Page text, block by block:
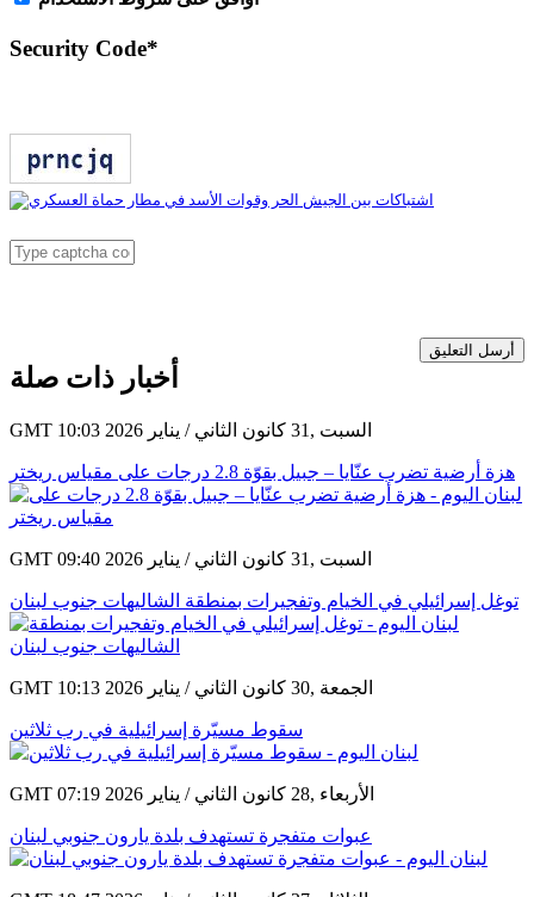
Security Code*
أرسل التعليق
أخبار ذات صلة
GMT 10:03 2026 السبت ,31 كانون الثاني / يناير
هزة أرضية تضرب عنّايا – جبيل بقوّة 2.8 درجات على مقياس ريختر
GMT 09:40 2026 السبت ,31 كانون الثاني / يناير
توغل إسرائيلي في الخيام وتفجيرات بمنطقة الشاليهات جنوب لبنان
GMT 10:13 2026 الجمعة ,30 كانون الثاني / يناير
سقوط مسيّرة إسرائيلية في رب ثلاثين
GMT 07:19 2026 الأربعاء ,28 كانون الثاني / يناير
عبوات متفجرة تستهدف بلدة يارون جنوبي لبنان